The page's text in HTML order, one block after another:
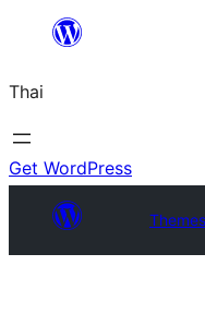
ยัง
เนื้อหา
Thai
Get WordPress
Themes